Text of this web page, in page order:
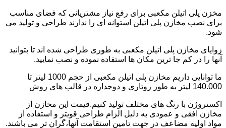
مخزن پلی اتیلن مکعبی برای رفع نیاز مشتریانی که فضای مناسب
برای نصب مخازن پلی اتیلن استوانه ای را ندارند طراحی و تولید می
شود.
زوایای مخازن پلی اتیلن مکعبی به طوری طراحی شده اند تا بتوانید
آنها را در کم جا ترین مکان ها استفاده نموده و نصب نمایید.
ما توانایی داریم مخازن پلی اتیلن مکعبی از حجم 1000 لیتر تا
140.000 لیتر به طور روتاری و دوجداره در قالب های روش
اکستروژن با رنگ های مختلف تولید کنیم.قیمت این مخازن از
مخازن افقی و عمودی به دلیل الزام طراحی قویتر و استفاده از
مواد اولیه مضاعف در جهت تامین استقامت آنها،گران تر می باشند.